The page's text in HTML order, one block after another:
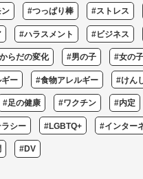
#つっぱり棒 #ストレス
#ハラスメント #ビジネス
らだの変化 #男の子 #女の子
ー #食物アレルギー #けん
#足の健康 #ワクチン #内定
シー #LGBTQ+ #インター
#DV